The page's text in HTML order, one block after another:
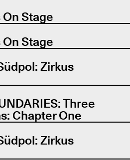
Stage
Stage
Zirkus
Three
Chapter One
Zirkus